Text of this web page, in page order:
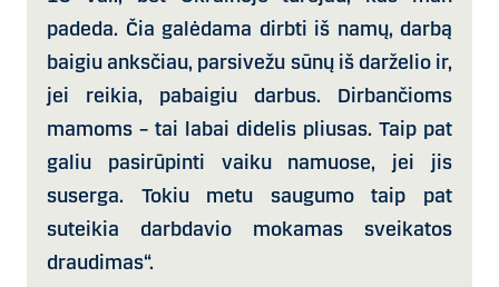
padeda. Čia galėdama dirbti iš namų, darbą
baigiu anksčiau, parsivežu sūnų iš darželio ir,
jei reikia, pabaigiu darbus. Dirbančioms
mamoms – tai labai didelis pliusas. Taip pat
galiu pasirūpinti vaiku namuose, jei jis
suserga. Tokiu metu saugumo taip pat
suteikia darbdavio mokamas sveikatos
draudimas“.